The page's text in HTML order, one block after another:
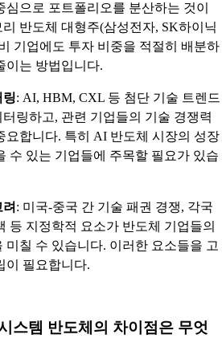
심으로 포트폴리오를 분산하는 것이
반도체 대형주(삼성전자, SK하이닉
기업에도 투자 비중을 적절히 배분하
이는 방법입니다.
링: AI, HBM, CXL 등 첨단 기술 트렌드
링하고, 관련 기업들의 기술 경쟁력
요합니다. 특히 AI 반도체 시장의 성장
수 있는 기업들에 주목할 필요가 있습
: 미국-중국 간 기술 패권 경쟁, 각국
등 지정학적 요소가 반도체 기업들의
미칠 수 있습니다. 이러한 요소들을 고
이 필요합니다.
스템 반도체의 차이점은 무엇